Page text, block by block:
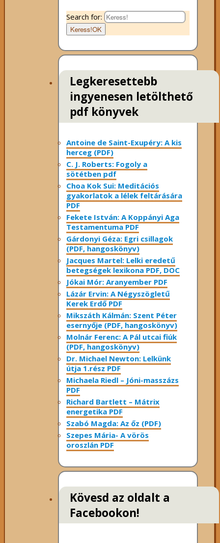
Search for:
Keress!OK
Legkeresettebb
ingyenesen letölthető
pdf könyvek
Antoine de Saint-Exupéry: A kis
herceg (PDF)
C. J. Roberts: Fogoly a
sötétben pdf
Choa Kok Sui: Meditációs
gyakorlatok a lélek feltárására
PDF
Fekete István: A Koppányi Aga
Testamentuma PDF
Gárdonyi Géza: Egri csillagok
(PDF, hangoskönyv)
Jacques Martel: Lelki eredetű
betegségek lexikona PDF, DOC
Jókai Mór: Aranyember PDF
Lázár Ervin: A Négyszögletű
Kerek Erdő PDF
Mikszáth Kálmán: Szent Péter
esernyője (PDF, hangoskönyv)
Molnár Ferenc: A Pál utcai fiúk
(PDF, hangoskönyv)
Dr. Michael Newton: Lelkünk
útja 1.rész PDF
Michaela Riedl – Jóni-masszázs
PDF
Richard Bartlett – Mátrix
energetika PDF
Szabó Magda: Az őz (PDF)
Szepes Mária- A vörös
oroszlán PDF
Kövesd az oldalt a
Facebookon!